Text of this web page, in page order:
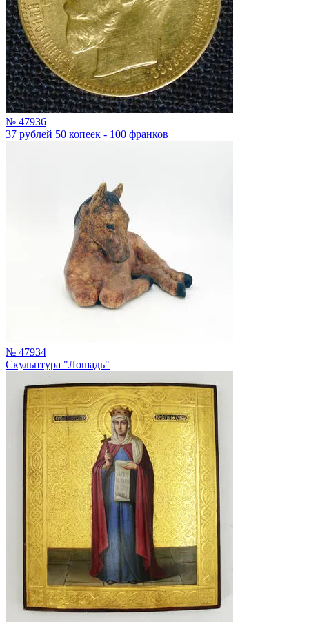
№ 47936
37 рублей 50 копеек - 100 франков
№ 47934
Скульптура "Лошадь"